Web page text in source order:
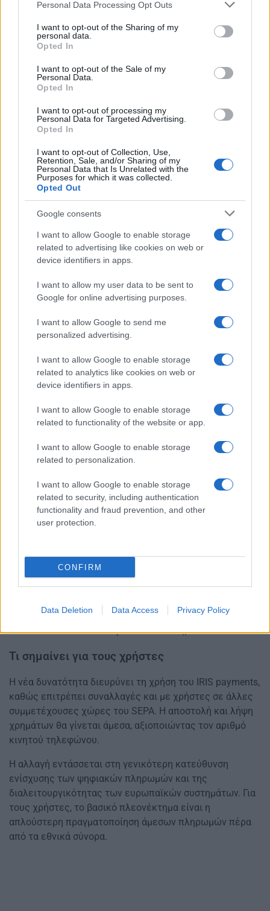
not limited to your visit or usage behaviour. You may click to
grant or deny consent to Google and its third-party tags to
use your data for below specified purposes in below Google
consent section.
Personal Data Processing Opt Outs
I want to opt-out of the Sharing of my
personal data.
Opted In
I want to opt-out of the Sale of my
Personal Data.
Opted In
I want to opt-out of processing my
Personal Data for Targeted Advertising.
Opted In
I want to opt-out of Collection, Use,
Retention, Sale, and/or Sharing of my
Personal Data that Is Unrelated with the
Purposes for which it was collected.
Opted Out
Google consents
I want to allow Google to enable storage
related to advertising like cookies on web or
device identifiers in apps.
I want to allow my user data to be sent to
Google for online advertising purposes.
I want to allow Google to send me
personalized advertising.
I want to allow Google to enable storage
related to analytics like cookies on web or
device identifiers in apps.
I want to allow Google to enable storage
related to functionality of the website or app.
I want to allow Google to enable storage
related to personalization.
I want to allow Google to enable storage
related to security, including authentication
functionality and fraud prevention, and other
user protection.
CONFIRM
Data Deletion Data Access Privacy Policy
παραμένουν σε ισχύ όπως έχουν ήδη καθοριστεί.
Αυτό σημαίνει ότι η επέκταση αφορά κυρίως το πεδίο
χρήσης της υπηρεσίας και όχι την αλλαγή των
υφιστάμενων ορίων συναλλαγών. Οι χρήστες θα
συνεχίσουν να λειτουργούν μέσα στα ίδια όρια που
ισχύουν για το IRIS payments.
Τα προϊόντα της υπηρεσίας IRIS
Η υπηρεσία IRIS payments αποτελείται από τρία
προϊόντα άμεσης πληρωμής. Το πρώτο είναι το IRIS
Person-to-Person, που αφορά πληρωμές μεταξύ ιδιωτών.
Το δεύτερο είναι το IRIS Person-to-Professionals, για
πληρωμές προς ελεύθερους επαγγελματίες ή ατομικές
αφορά αγορές προϊόντων ή υπηρεσιών, τόσο
διαδικτυακά όσο και σε φυσικά καταστήματα.
Τι σημαίνει για τους χρήστες
Η νέα δυνατότητα διευρύνει τη χρήση του IRIS payments,
καθώς επιτρέπει συναλλαγές και με χρήστες σε άλλες
συμμετέχουσες χώρες του SEPA. Η αποστολή και λήψη
χρημάτων θα γίνεται άμεσα, αξιοποιώντας τον αριθμό
κινητού τηλεφώνου.
Η αλλαγή εντάσσεται στη γενικότερη κατεύθυνση
ενίσχυσης των ψηφιακών πληρωμών και της
διαλειτουργικότητας των ευρωπαϊκών συστημάτων. Για
τους χρήστες, το βασικό πλεονέκτημα είναι η
απλούστερη πραγματοποίηση άμεσων πληρωμών πέρα
από τα εθνικά σύνορα.